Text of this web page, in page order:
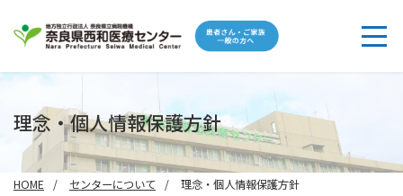
理念・個人情報保護方針
HOME センターについて 理念・個人情報保護方針